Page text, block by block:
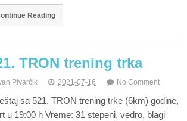
Reading
TRON trening trka
Pivarčik 2021-07-16 No Comment
sa 521. TRON trening trke (6km) godine,
u 19:00 h Vreme: 31 stepeni, vedro, blagi